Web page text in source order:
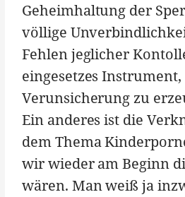
Geheimhaltung der
völlige
Fehlen jeglicher
eingesetzes
Verunsicherung zu
Ein anderes ist die
dem Thema
wir wieder am Beginn
wären. Man weiß ja